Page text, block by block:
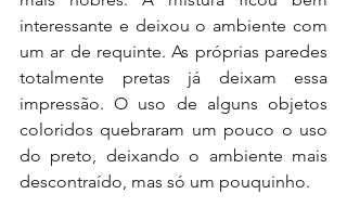
interessante e deixou o ambiente com
um ar de requinte. As próprias paredes
totalmente pretas já deixam essa
impressão. O uso de alguns objetos
coloridos quebraram um pouco o uso
do preto, deixando o ambiente mais
descontraído, mas só um pouquinho.